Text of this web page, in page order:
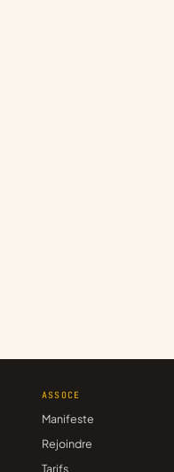
ASSOCE
Manifeste
Rejoindre
Tarifs